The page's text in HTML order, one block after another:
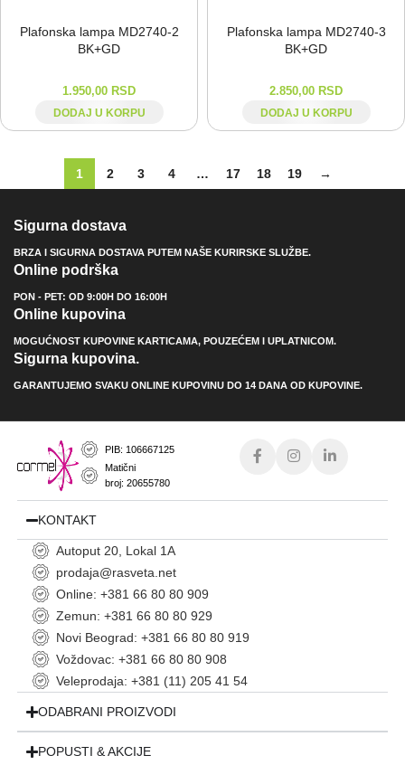
Plafonska lampa MD2740-⁠2
BK+GD
1.950,00 RSD
DODAJ U KORPU
Plafonska lampa MD2740-⁠3
BK+GD
2.850,00 RSD
DODAJ U KORPU
1 2 3 4 … 17 18 19 →
Sigurna dostava
BRZA I SIGURNA DOSTAVA PUTEM NAŠE KURIRSKE SLUŽBE.
Online podrška
PON - PET: OD 9:00H DO 16:00H
Online kupovina
MOGUĆNOST KUPOVINE KARTICAMA, POUZEĆEM I UPLATNICOM.
Sigurna kupovina.
GARANTUJEMO SVAKU ONLINE KUPOVINU DO 14 DANA OD KUPOVINE.
PIB: 106667125
Matični
broj: 20655780
KONTAKT
Autoput 20, Lokal 1A
prodaja@rasveta.net
Online: +381 66 80 80 909
Zemun: +381 66 80 80 929
Novi Beograd: +381 66 80 80 919
Voždovac: +381 66 80 80 908
Veleprodaja: +381 (11) 205 41 54
ODABRANI PROIZVODI
POPUSTI & AKCIJE